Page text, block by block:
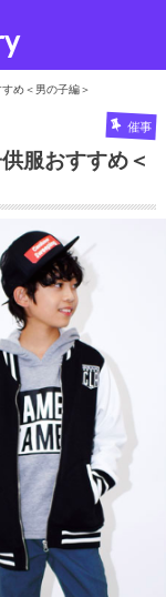
め＜男の子編＞
催事
服おすすめ＜